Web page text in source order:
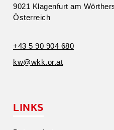
9021 Klagenfurt am
Öster­reich
+43 5 90 904 680
kw@​wkk.​or.​at
LINKS